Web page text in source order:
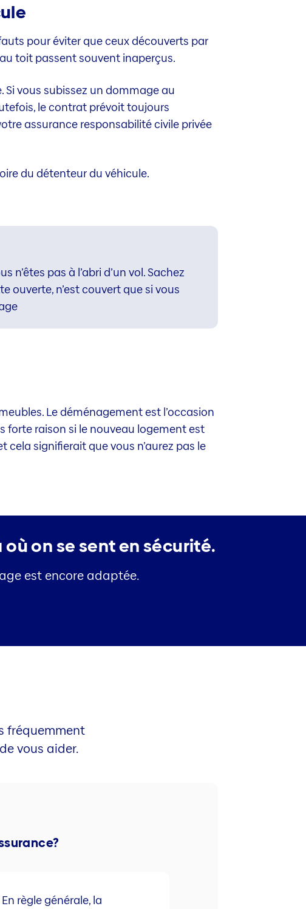
pour éviter que ceux découverts par
toit passent souvent inaperçus.
vous subissez un dommage au
le contrat prévoit toujours
assurance responsabilité civile privée
du détenteur du véhicule.
pas à l’abri d’un vol. Sachez
ouverte, n’est couvert que si vous
Le déménagement est l’occasion
forte raison si le nouveau logement est
signifierait que vous n’aurez pas le
où on se sent en sécurité.
est encore adaptée.
fréquemment
vous aider.
règle générale, la